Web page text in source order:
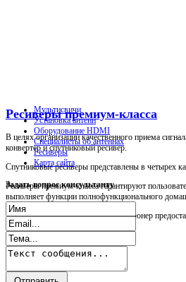
Ресиверы премиум-класса
В целях организации качественного приема
конвертер и спутниковый ресивер.
Спутниковые ресиверы представлены в четырех
Ресиверы премиум-класса гарантируют
выполняет функции полнофункционального
Прежде всего, следует сказать, что тюнер
Мультисвичи
Установка антенн
Оборудование HDMI
Специалисты об антеннах
Ресиверы
Карта сайта
Задатьвопрос консультанту